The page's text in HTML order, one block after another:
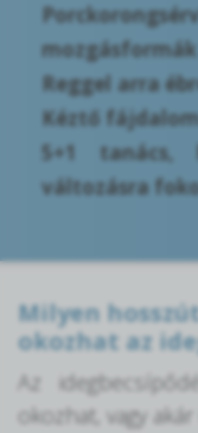
mozgásformák
Reggel arra
Kéztő
5+1 tanács,
változásra
Milyen
okozhat az
Az
okozhat, vagy